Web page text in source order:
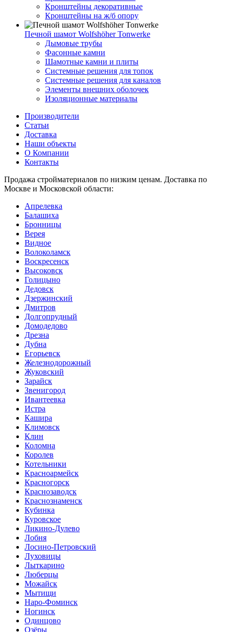
Кронштейны декоративные
Кронштейны на ж/б опору
Печной шамот Wolfshöher Tonwerke
Дымовые трубы
Фасонные камни
Шамотные камни и плиты
Системные решения для топок
Системные решения для каналов
Элементы внешних оболочек
Изоляционные материалы
Производители
Статьи
Доставка
Наши объекты
О Компании
Контакты
Продажа стройматериалов по низким ценам. Доставка по
Москве и Московской области:
Апрелевка
Балашиха
Бронницы
Верея
Видное
Волоколамск
Воскресенск
Высоковск
Голицыно
Дедовск
Дзержинский
Дмитров
Долгопрудный
Домодедово
Дрезна
Дубна
Егорьевск
Железнодорожный
Жуковский
Зарайск
Звенигород
Ивантеевка
Истра
Кашира
Климовск
Клин
Коломна
Королев
Котельники
Красноармейск
Красногорск
Краснозаводск
Краснознаменск
Кубинка
Куровское
Ликино-Дулево
Лобня
Лосино-Петровский
Луховицы
Лыткарино
Люберцы
Можайск
Мытищи
Наро-Фоминск
Ногинск
Одинцово
Озёры